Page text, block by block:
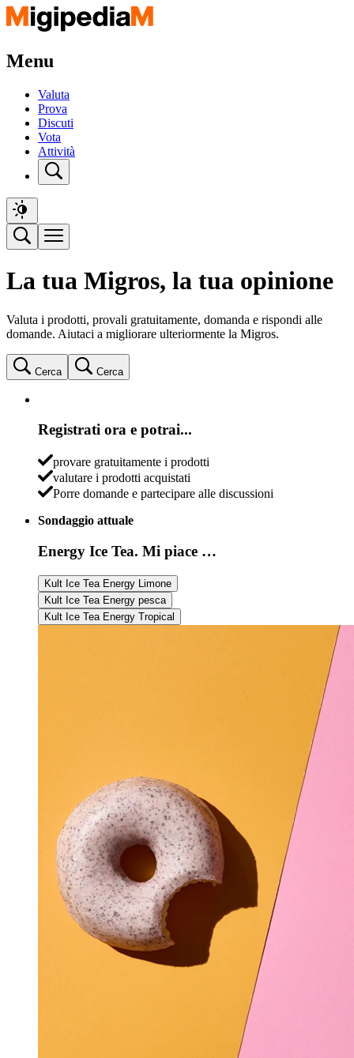
Menu
Valuta
Prova
Discuti
Vota
Attività
La tua Migros, la tua opinione
Valuta i prodotti, provali gratuitamente, domanda e rispondi alle
domande. Aiutaci a migliorare ulteriormente la Migros.
Cerca Cerca
Registrati ora e potrai...
provare gratuitamente i prodotti
valutare i prodotti acquistati
Porre domande e partecipare alle discussioni
Sondaggio attuale
Energy Ice Tea. Mi piace …
Kult Ice Tea Energy Limone
Kult Ice Tea Energy pesca
Kult Ice Tea Energy Tropical